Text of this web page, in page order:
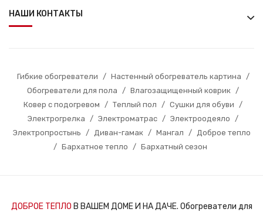
НАШИ КОНТАКТЫ
Гибкие обогреватели / Настенный обогреватель картина
/
Обогреватели для пола
/ Влагозащищенный коврик
/
Ковер с подогревом
/ Теплый пол / Сушки для обуви
/
Электрогрелка
/ Электроматрас / Электроодеяло
/
Электропростынь
/ Диван-гамак / Мангал /
Доброе тепло
/ Бархатное тепло / Бархатный сезон
ДОБРОЕ ТЕПЛО В ВАШЕМ ДОМЕ И НА ДАЧЕ. Обогреватели для